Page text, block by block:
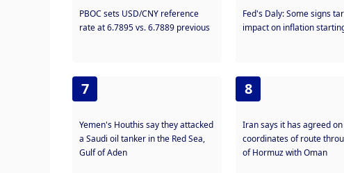
PBOC sets USD/CNY reference
rate at 6.7895 vs. 6.7889 previous
Fed's Daly: Some signs
impact on inflation
7
Yemen's Houthis say they attacked
a Saudi oil tanker in the Red Sea,
Gulf of Aden
8
Iran says it has agreed on
coordinates of route
of Hormuz with Oman